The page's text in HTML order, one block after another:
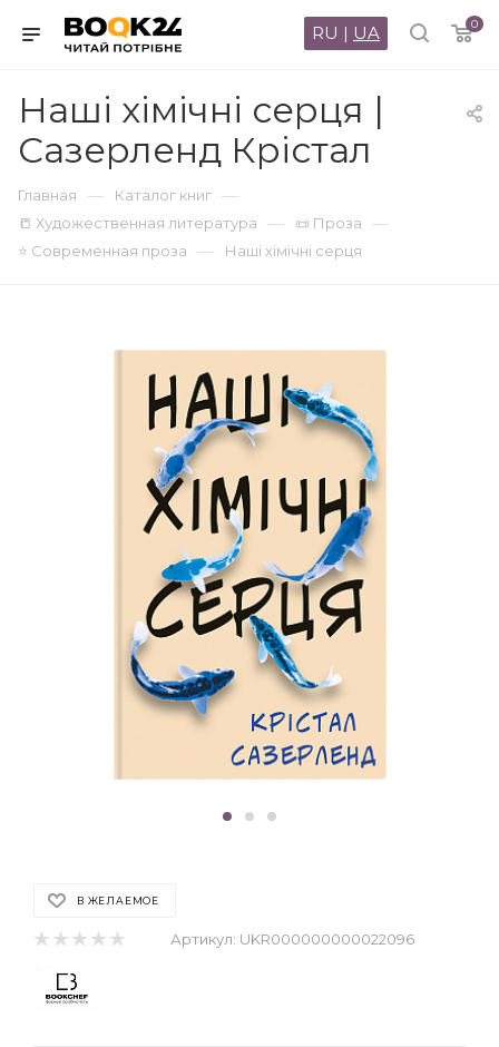
0
RU | UA
Наші хімічні серця |
Сазерленд Крістал
Главная — Каталог книг —
📒 Художественная литература — 📜 Проза —
⭐ Современная проза — Наші хімічні серця
В ЖЕЛАЕМОЕ
Артикул: UKR000000000022096